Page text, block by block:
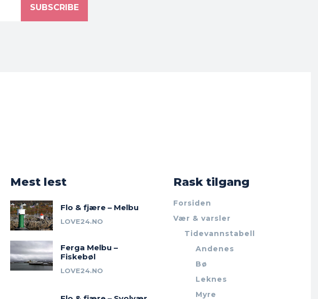
SUBSCRIBE
Mest lest
Flo & fjære – Melbu
LOVE24.NO
Ferga Melbu –
Fiskebøl
LOVE24.NO
Rask tilgang
Forsiden
Vær & varsler
Tidevannstabell
Andenes
Bø
Leknes
Myre